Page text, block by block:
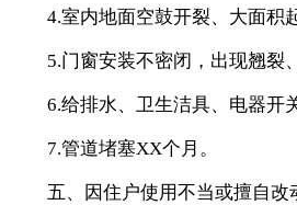
4.室内地面空鼓开裂、大面积
5.门窗安装不密闭，出现翘裂
6.给排水、卫生洁具、电器开
7.管道堵塞XX个月。
五、因住户使用不当或擅自改